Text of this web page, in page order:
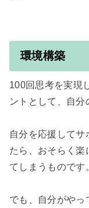
環境構築
100回思考を実現
ントとして、自分
自分を応援して
たら、おそらく楽
てしまうものです
でも、自分がやっ